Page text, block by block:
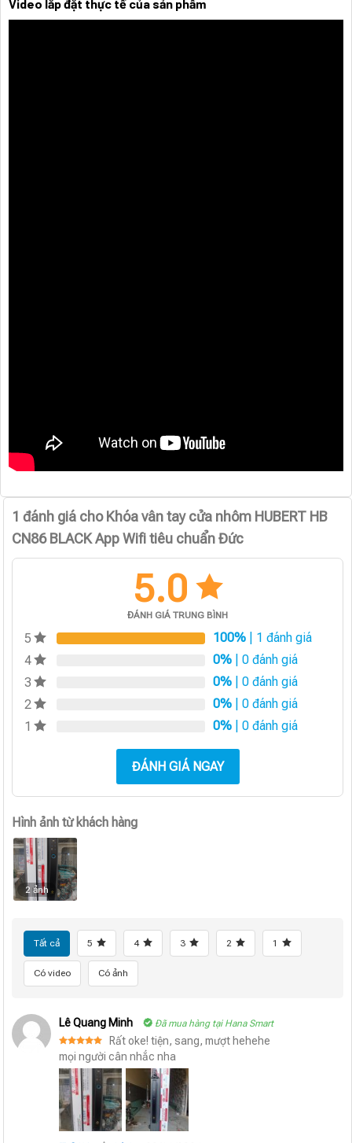
Video lắp đặt thực tế của sản phẩm
1 đánh giá choKhóa vân tay cửa nhôm HUBERT HB
CN86 BLACK App Wifi tiêu chuẩn Đức
5.0
ĐÁNH GIÁ TRUNG BÌNH
5 100% | 1 đánh giá
4
0% | 0 đánh giá
3
0% | 0 đánh giá
2
0% | 0 đánh giá
1
0% | 0 đánh giá
ĐÁNH GIÁ NGAY
Hình ảnh từ khách hàng
2 ảnh
Tất cả 5 4 3 2 1
Có video Có ảnh
Lê Quang Minh Đã mua hàng tại Hana Smart
Được xếp
hạng 55
sao
Rất oke! tiện, sang, mượt hehehe
mọi người cân nhắc nha